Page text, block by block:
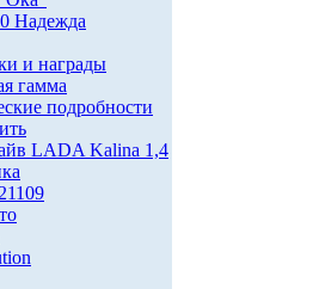
Надежда
и награды
гамма
подробности
LADA Kalina 1,4